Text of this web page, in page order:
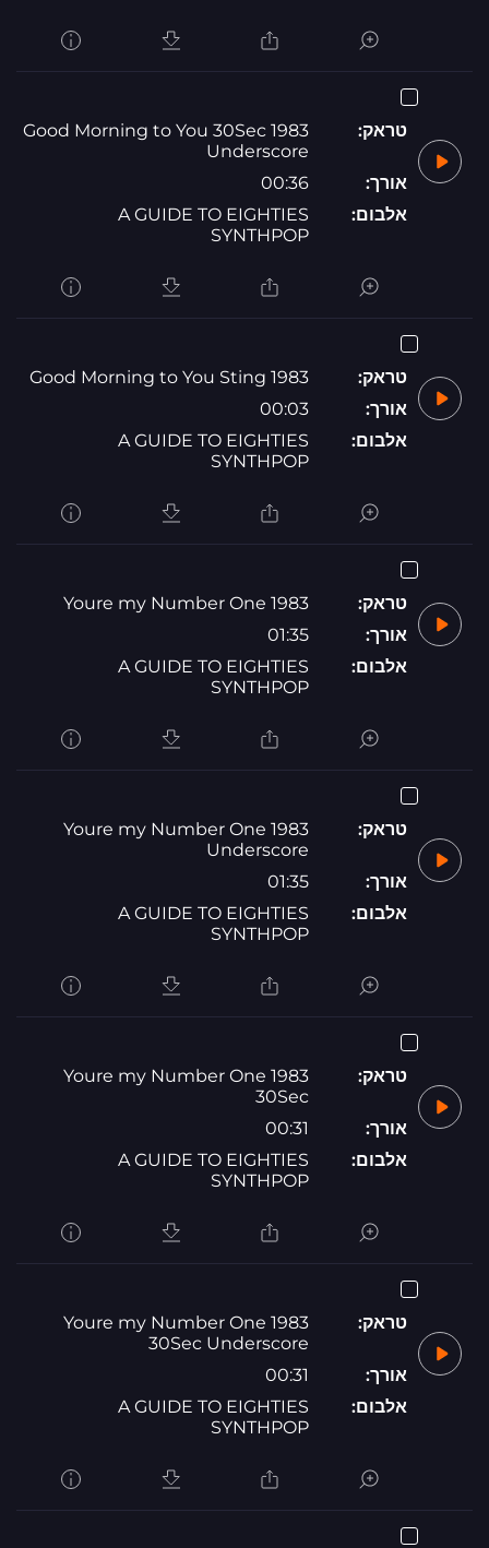
טראק:
1983 Good Morning to You 30Sec
Underscore
אורך:
00:36
אלבום:
A GUIDE TO EIGHTIES
SYNTHPOP
טראק:
1983 Good Morning to You Sting
אורך:
00:03
אלבום:
A GUIDE TO EIGHTIES
SYNTHPOP
טראק:
1983 Youre my Number One
אורך:
01:35
אלבום:
A GUIDE TO EIGHTIES
SYNTHPOP
טראק:
1983 Youre my Number One
Underscore
אורך:
01:35
אלבום:
A GUIDE TO EIGHTIES
SYNTHPOP
טראק:
1983 Youre my Number One
30Sec
אורך:
00:31
אלבום:
A GUIDE TO EIGHTIES
SYNTHPOP
טראק:
1983 Youre my Number One
30Sec Underscore
אורך:
00:31
אלבום:
A GUIDE TO EIGHTIES
SYNTHPOP